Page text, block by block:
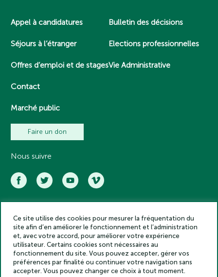
Appel à candidatures
Séjours à l’étranger
Offres d’emploi et de stages
Contact
Marché public
Bulletin des décisions
Elections professionnelles
Vie Administrative
Faire un don
Nous suivre
Académie des inscriptions et belles lettres – Tous droits réservés
2025
Politique de confidentialité
Mentions légales
Crédits
Gestion des cookies
Ce site utilise des cookies pour mesurer la fréquentation du
site afin d’en améliorer le fonctionnement et l’administration
et, avec votre accord, pour améliorer votre expérience
utilisateur. Certains cookies sont nécessaires au
fonctionnement du site. Vous pouvez accepter, gérer vos
préférences par finalité ou continuer votre navigation sans
accepter. Vous pouvez changer ce choix à tout moment.